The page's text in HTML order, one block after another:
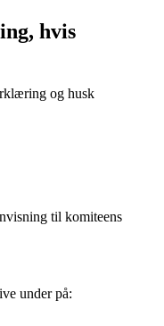
hvis
og husk
til komiteens
under på: